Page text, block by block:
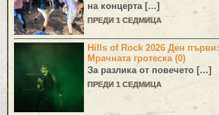
на концерта […]
ПРЕДИ 1 СЕДМИЦА
Hills of Rock 2026 Ден първи:
Мрачната гротеска (0)
За разлика от повечето […]
ПРЕДИ 1 СЕДМИЦА